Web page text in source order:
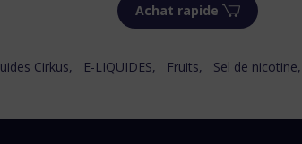
Achat rapide
Cirkus, E-LIQUIDES, Fruits, Sel de nicotine,